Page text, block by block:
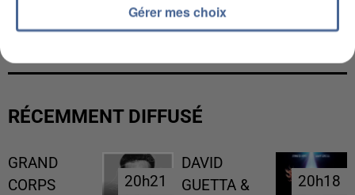
UNE TOURISTE DE L’OISE EMPORTÉE PAR UNE
COULÉE DE BOUE EN HAUTE-SAVOIE
RÉCEMMENT DIFFUSÉ
GRAND
CORPS
20h21
20h21
DAVID
GUETTA &
20h18
20h18
Gérer mes choix